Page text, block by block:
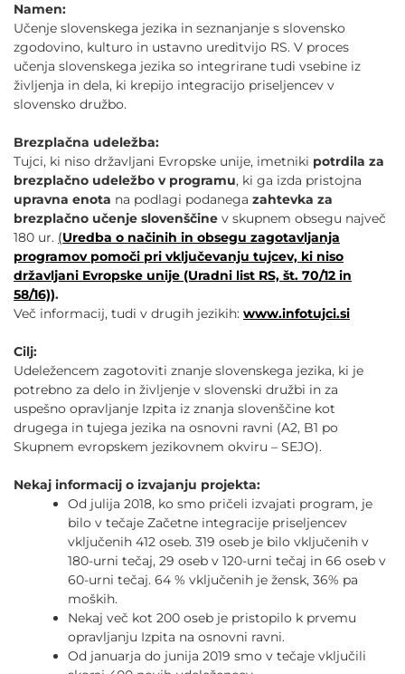
Namen:
Učenje slovenskega jezika in seznanjanje s slovensko
zgodovino, kulturo in ustavno ureditvijo RS. V proces
učenja slovenskega jezika so integrirane tudi vsebine iz
življenja in dela, ki krepijo integracijo priseljencev v
slovensko družbo.
Brezplačna udeležba:
Tujci, ki niso državljani Evropske unije, imetniki potrdila za
brezplačno udeležbo v programu, ki ga izda pristojna
upravna enota na podlagi podanega zahtevka za
brezplačno učenje slovenščine v skupnem obsegu največ
180 ur. (Uredba o načinih in obsegu zagotavljanja
programov pomoči pri vključevanju tujcev, ki niso
državljani Evropske unije (Uradni list RS, št. 70/12 in
58/16)).
Več informacij, tudi v drugih jezikih: www.infotujci.si
Cilj:
Udeležencem zagotoviti znanje slovenskega jezika, ki je
potrebno za delo in življenje v slovenski družbi in za
uspešno opravljanje Izpita iz znanja slovenščine kot
drugega in tujega jezika na osnovni ravni (A2, B1 po
Skupnem evropskem jezikovnem okviru – SEJO).
Nekaj informacij o izvajanju projekta:
Od julija 2018, ko smo pričeli izvajati program, je
bilo v tečaje Začetne integracije priseljencev
vključenih 412 oseb. 319 oseb je bilo vključenih v
180-urni tečaj, 29 oseb v 120-urni tečaj in 66 oseb v
60-urni tečaj. 64 % vključenih je žensk, 36% pa
moških.
Nekaj več kot 200 oseb je pristopilo k prvemu
opravljanju Izpita na osnovni ravni.
Od januarja do junija 2019 smo v tečaje vključili